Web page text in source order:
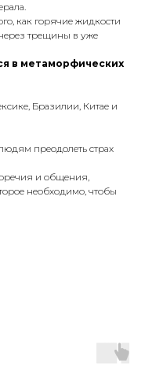
как горячие жидкости
трещины в уже
в метаморфических
Бразилии, Китае и
преодолеть страх
и общения,
необходимо, чтобы